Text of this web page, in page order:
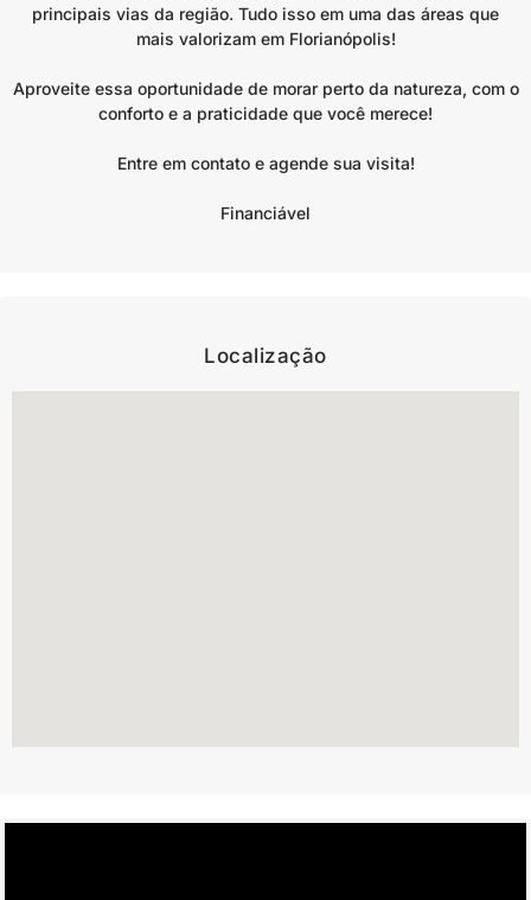
principais vias da região. Tudo isso em uma das áreas que
mais valorizam em Florianópolis!
Aproveite essa oportunidade de morar perto da natureza, com o
conforto e a praticidade que você merece!
Entre em contato e agende sua visita!
Financiável
Localização